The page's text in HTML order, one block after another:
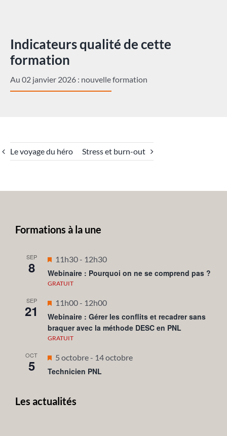
Indicateurs qualité de cette
formation
Au 02 janvier 2026 : nouvelle formation
Le voyage du héro Stress et burn-out
Formations à la une
SEP
8
Mis
en
avant
11h30- 12h30
Webinaire : Pourquoi on ne se comprend pas ?
GRATUIT
SEP
21
Mis
en
avant
11h00- 12h00
Webinaire : Gérer les conflits et recadrer sans
braquer avec la méthode DESC en PNL
GRATUIT
OCT
5
Mis
en
5 octobre- 14 octobre
Technicien PNL
Les actualités